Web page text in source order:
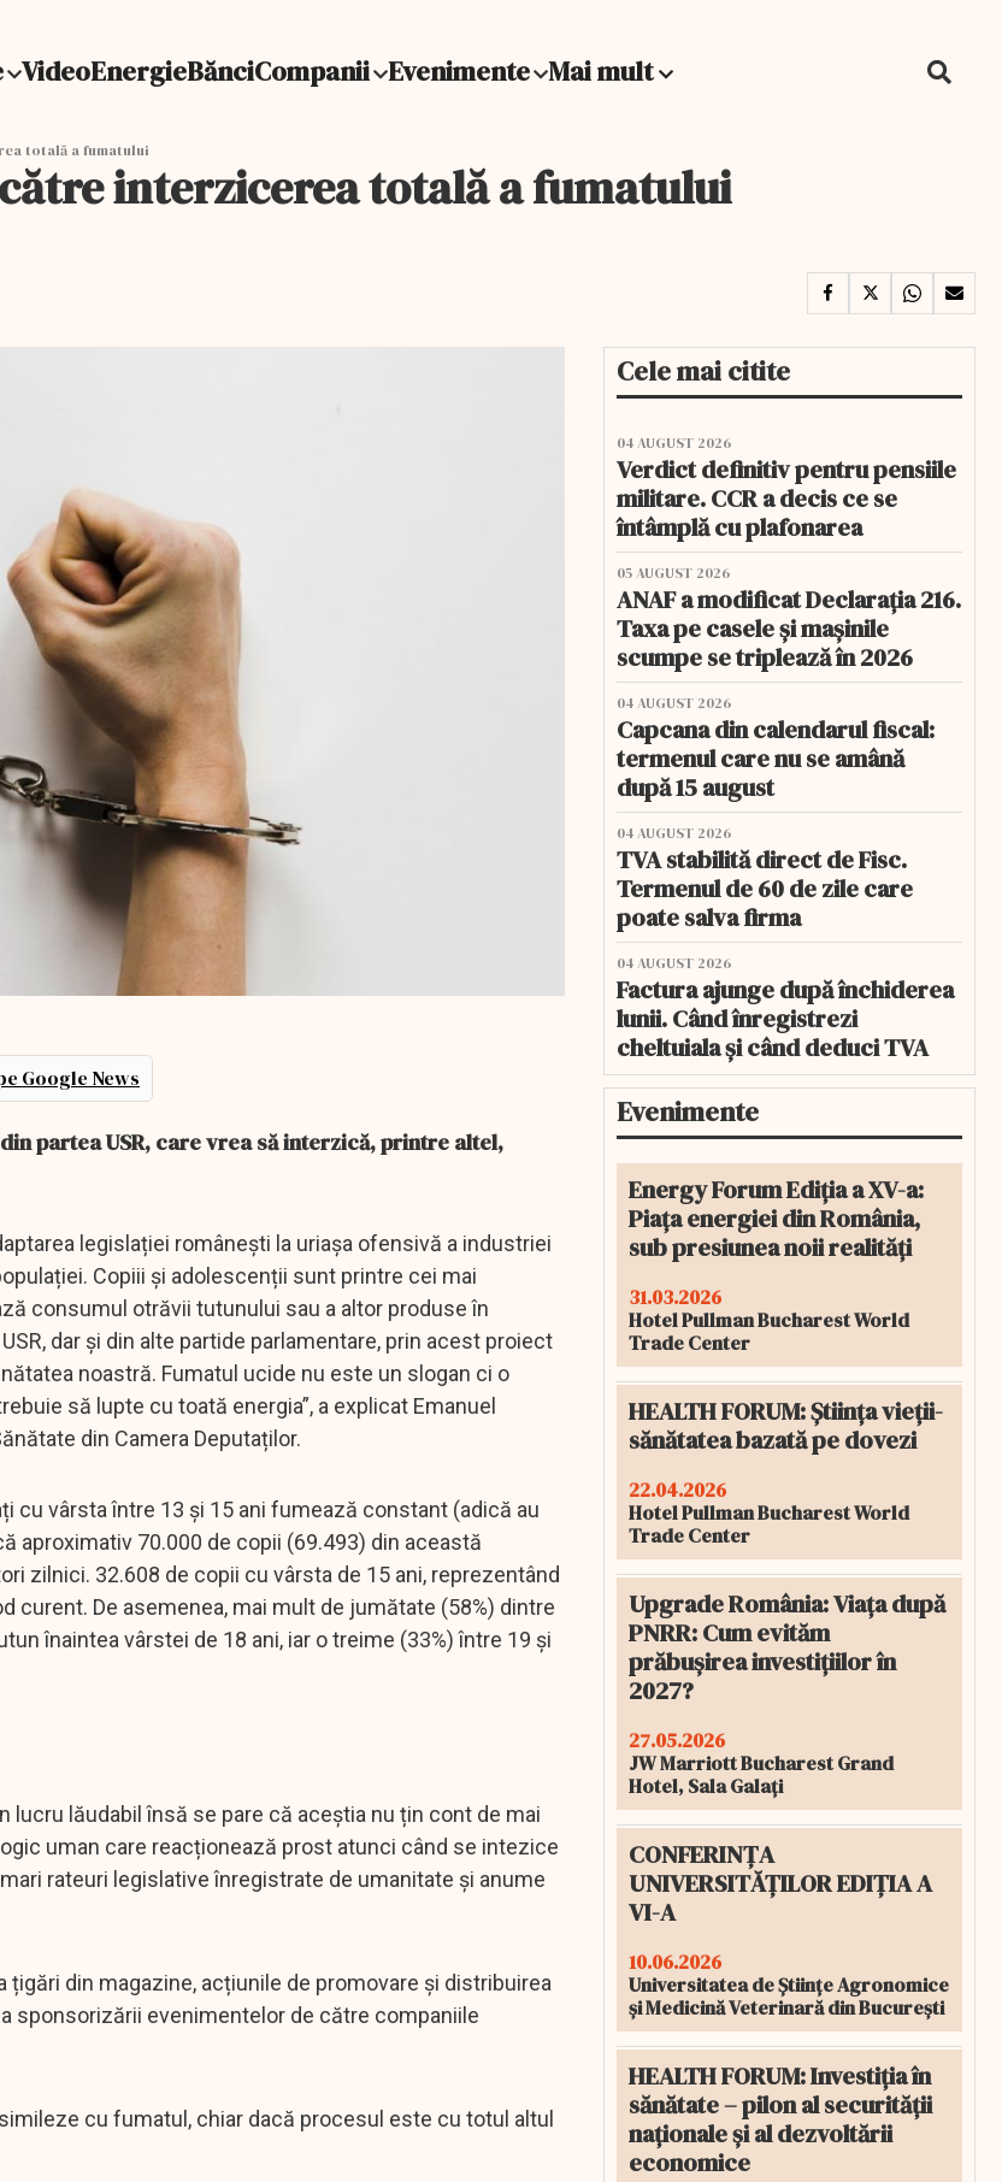
VideoEnergieBănciCompanii Evenimente Mai mult
totală a fumatului
interzicerea totală a fumatului
Google News
partea USR, care vrea să interzică, printre altel,
legislației românești la uriașa ofensivă a industriei
Copiii și adolescenții sunt printre cei mai
consumul otrăvii tutunului sau a altor produse în
dar și din alte partide parlamentare, prin acest proiect
noastră. Fumatul ucide nu este un slogan ci o
să lupte cu toată energia”, a explicat Emanuel
din Camera Deputaților.
cu vârsta între 13 și 15 ani fumează constant (adică au
aproximativ 70.000 de copii (69.493) din această
zilnici. 32.608 de copii cu vârsta de 15 ani, reprezentând
curent. De asemenea, mai mult de jumătate (58%) dintre
înaintea vârstei de 18 ani, iar o treime (33%) între 19 și
lăudabil însă se pare că aceștia nu țin cont de mai
uman care reacționează prost atunci când se intezice
rateuri legislative înregistrate de umanitate și anume
din magazine, acțiunile de promovare și distribuirea
sponsorizării evenimentelor de către companiile
cu fumatul, chiar dacă procesul este cu totul altul
Cele mai citite
04 AUGUST 2026
Verdict definitiv pentru pensiile
militare. CCR a decis ce se
întâmplă cu plafonarea
05 AUGUST 2026
ANAF a modificat Declarația 216.
Taxa pe casele și mașinile
scumpe se triplează în 2026
04 AUGUST 2026
Capcana din calendarul fiscal:
termenul care nu se amână
după 15 august
04 AUGUST 2026
TVA stabilită direct de Fisc.
Termenul de 60 de zile care
poate salva firma
04 AUGUST 2026
Factura ajunge după închiderea
lunii. Când înregistrezi
cheltuiala și când deduci TVA
Evenimente
Energy Forum Ediția a XV-a:
Piața energiei din România,
sub presiunea noii realități
31.03.2026
Hotel Pullman Bucharest World
Trade Center
HEALTH FORUM: Știința vieții-
sănătatea bazată pe dovezi
22.04.2026
Hotel Pullman Bucharest World
Trade Center
Upgrade România: Viața după
PNRR: Cum evităm
prăbușirea investițiilor în
2027?
27.05.2026
JW Marriott Bucharest Grand
Hotel, Sala Galați
CONFERINȚA
UNIVERSITĂȚILOR EDIȚIA A
VI-A
10.06.2026
Universitatea de Științe Agronomice
și Medicină Veterinară din București
HEALTH FORUM: Investiția în
sănătate – pilon al securității
naționale și al dezvoltării
economice